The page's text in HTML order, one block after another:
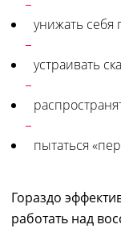
унижать
устраивать
пытаться
Гораздо
работать над